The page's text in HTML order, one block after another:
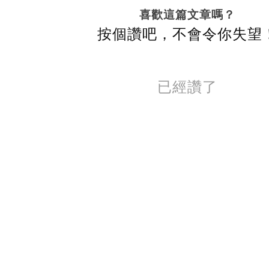
喜歡這篇文章嗎？
按個讚吧，不會令你失望
已經讚了